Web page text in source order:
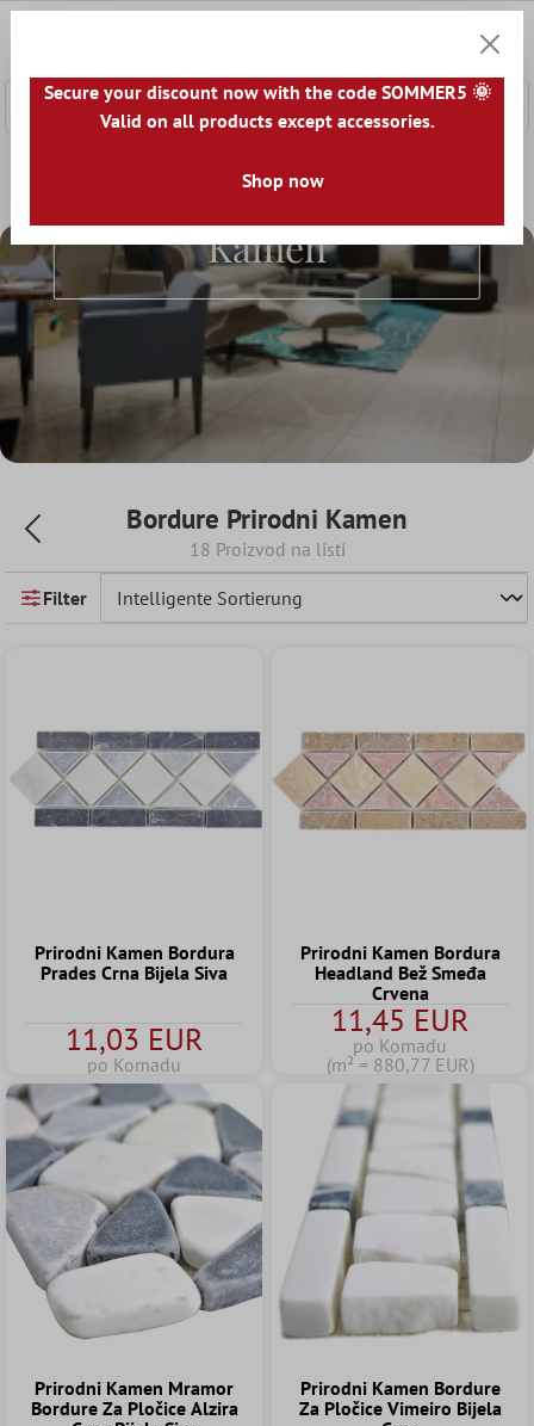
Bordure Prirodni Kamen
Bordure Prirodni
Kamen
Bordure Prirodni Kamen
18 Proizvod na listi
Filter
Prirodni Kamen Bordura
Prades Crna Bijela Siva
11,03 EUR
po Komadu
Prirodni Kamen Bordura
Headland Bež Smeđa
Crvena
11,45 EUR
po Komadu
(m² = 880,77 EUR)
Prirodni Kamen Mramor
Bordure Za Pločice Alzira
Prirodni Kamen Bordure
Za Pločice Vimeiro Bijela
Secure your discount now with the code SOMMER5 🌞
Valid on all products except accessories.
Shop now